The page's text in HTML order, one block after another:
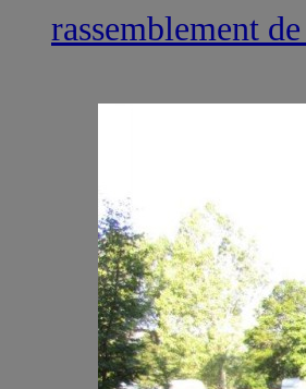
rassemblement